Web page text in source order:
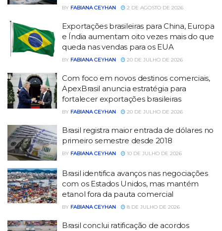
BY FABIANA CEYHAN 2 DE AGOSTO DE 2026
Exportações brasileiras para China, Europa
e Índia aumentam oito vezes mais do que
queda nas vendas para os EUA
BY FABIANA CEYHAN 20 DE JULHO DE 2026
Com foco em novos destinos comerciais,
ApexBrasil anuncia estratégia para
fortalecer exportações brasileiras
BY FABIANA CEYHAN 20 DE JULHO DE 2026
Brasil registra maior entrada de dólares no
primeiro semestre desde 2018
BY FABIANA CEYHAN 10 DE JULHO DE 2026
Brasil identifica avanços nas negociações
com os Estados Unidos, mas mantém
etanol fora da pauta comercial
BY FABIANA CEYHAN 8 DE JULHO DE 2026
Brasil conclui ratificação de acordos